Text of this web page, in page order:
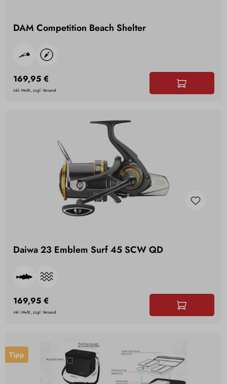
DAM Competition Beach Shelter
169,95 €
inkl. MwSt., zzgl. Versand
Daiwa 23 Emblem Surf 45 SCW QD
169,95 €
inkl. MwSt., zzgl. Versand
Tipp